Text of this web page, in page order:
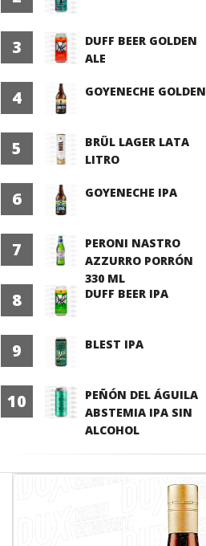
3
DUFF BEER GOLDEN
ALE
4 GOYENECHE GOLDEN
5
BRÜL LAGER LATA
LITRO
6 GOYENECHE IPA
7
PERONI NASTRO
AZZURRO PORRÓN
330 ML
8 DUFF BEER IPA
9 BLEST IPA
10
PEÑÓN DEL ÁGUILA
ABSTEMIA IPA SIN
ALCOHOL